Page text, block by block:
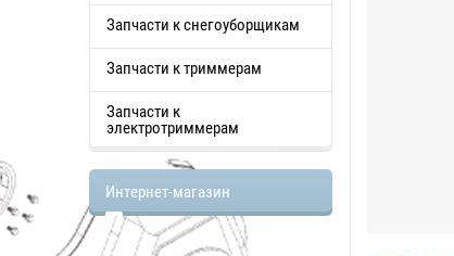
Запчасти к снегоуборщикам
Запчасти к триммерам
Запчасти к
электротриммерам
Интернет-магазин